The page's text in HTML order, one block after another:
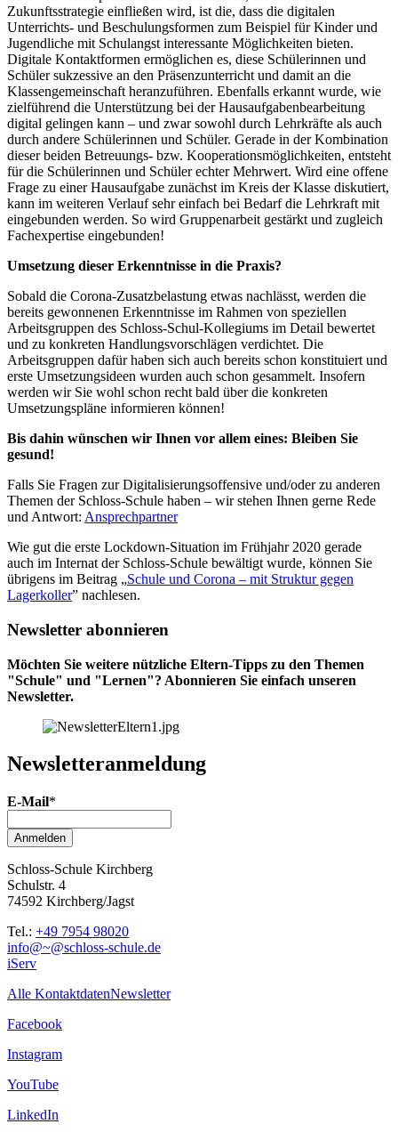
Zukunftsstrategie einfließen wird, ist die, dass die digitalen
Unterrichts- und Beschulungsformen zum Beispiel für Kinder und
Jugendliche mit Schulangst interessante Möglichkeiten bieten.
Digitale Kontaktformen ermöglichen es, diese Schülerinnen und
Schüler sukzessive an den Präsenzunterricht und damit an die
Klassengemeinschaft heranzuführen. Ebenfalls erkannt wurde, wie
zielführend die Unterstützung bei der Hausaufgabenbearbeitung
digital gelingen kann – und zwar sowohl durch Lehrkräfte als auch
durch andere Schülerinnen und Schüler. Gerade in der Kombination
dieser beiden Betreuungs- bzw. Kooperationsmöglichkeiten, entsteht
für die Schülerinnen und Schüler echter Mehrwert. Wird eine offene
Frage zu einer Hausaufgabe zunächst im Kreis der Klasse diskutiert,
kann im weiteren Verlauf sehr einfach bei Bedarf die Lehrkraft mit
eingebunden werden. So wird Gruppenarbeit gestärkt und zugleich
Fachexpertise eingebunden!
Umsetzung dieser Erkenntnisse in die Praxis?
Sobald die Corona-Zusatzbelastung etwas nachlässt, werden die
bereits gewonnenen Erkenntnisse im Rahmen von speziellen
Arbeitsgruppen des Schloss-Schul-Kollegiums im Detail bewertet
und zu konkreten Handlungsvorschlägen verdichtet. Die
Arbeitsgruppen dafür haben sich auch bereits schon konstituiert und
erste Umsetzungsideen wurden auch schon gesammelt. Insofern
werden wir Sie wohl schon recht bald über die konkreten
Umsetzungspläne informieren können!
Bis dahin wünschen wir Ihnen vor allem eines: Bleiben Sie
gesund!
Falls Sie Fragen zur Digitalisierungsoffensive und/oder zu anderen
Themen der Schloss-Schule haben – wir stehen Ihnen gerne Rede
und Antwort: Ansprechpartner
Wie gut die erste Lockdown-Situation im Frühjahr 2020 gerade
auch im Internat der Schloss-Schule bewältigt wurde, können Sie
übrigens im Beitrag „Schule und Corona – mit Struktur gegen
Lagerkoller” nachlesen.
Newsletter abonnieren
Möchten Sie weitere nützliche Eltern-Tipps zu den Themen
"Schule" und "Lernen"? Abonnieren Sie einfach unseren
Newsletter.
Newsletter­anmeldung
E-Mail*
Anmelden
Schloss-Schule Kirchberg
Schulstr. 4
74592 Kirchberg/Jagst
Tel.: +49 7954 98020
info@~@schloss-schule.de
iServ
Alle KontaktdatenNewsletter
Facebook
Instagram
YouTube
LinkedIn